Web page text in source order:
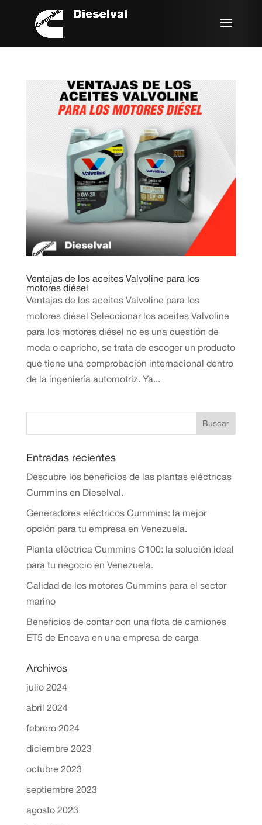
Ventajas de los aceites Valvoline para los
motores diésel
Ventajas de los aceites Valvoline para los
motores diésel Seleccionar los aceites Valvoline
para los motores diésel no es una cuestión de
moda o capricho, se trata de escoger un producto
que tiene una comprobación internacional dentro
de la ingeniería automotriz. Ya...
Entradas recientes
Descubre los beneficios de las plantas eléctricas
Cummins en Dieselval.
Generadores eléctricos Cummins: la mejor
opción para tu empresa en Venezuela.
Planta eléctrica Cummins C100: la solución ideal
para tu negocio en Venezuela.
Calidad de los motores Cummins para el sector
marino
Beneficios de contar con una flota de camiones
ET5 de Encava en una empresa de carga
Archivos
julio 2024
abril 2024
febrero 2024
diciembre 2023
octubre 2023
septiembre 2023
agosto 2023